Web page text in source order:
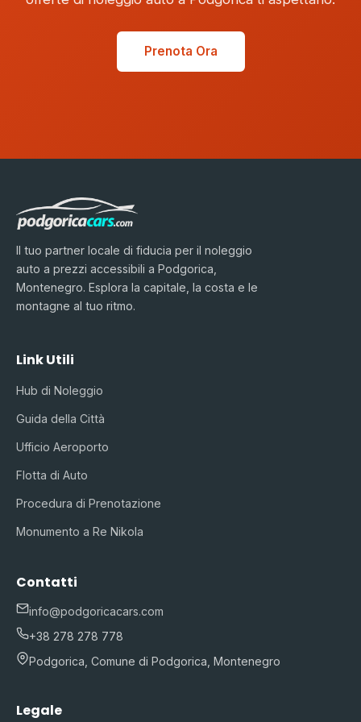
Prenota Ora
Il tuo partner locale di fiducia per il noleggio
auto a prezzi accessibili a Podgorica,
Montenegro. Esplora la capitale, la costa e le
montagne al tuo ritmo.
Link Utili
Hub di Noleggio
Guida della Città
Ufficio Aeroporto
Flotta di Auto
Procedura di Prenotazione
Monumento a Re Nikola
Contatti
info@podgoricacars.com
+38 278 278 778
Podgorica, Comune di Podgorica, Montenegro
Legale